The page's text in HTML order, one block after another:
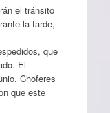
el tránsito
la tarde,
que
El
Choferes
que este